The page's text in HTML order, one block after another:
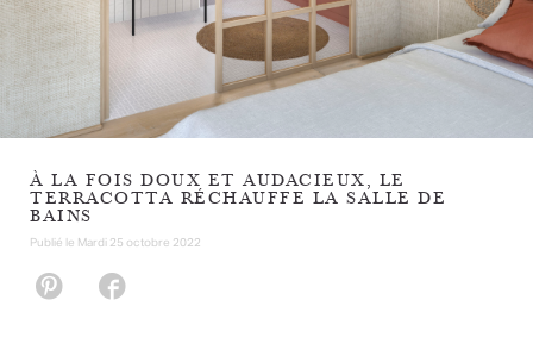
À LA FOIS DOUX ET AUDACIEUX, LE
TERRACOTTA RÉCHAUFFE LA SALLE DE
BAINS
Publié le Mardi 25 octobre 2022